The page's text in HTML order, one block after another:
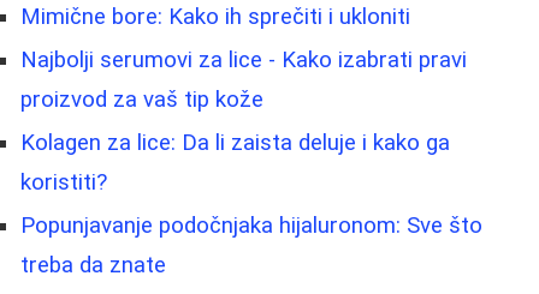
Mimične bore: Kako ih sprečiti i ukloniti
Najbolji serumovi za lice - Kako izabrati pravi
proizvod za vaš tip kože
Kolagen za lice: Da li zaista deluje i kako ga
koristiti?
Popunjavanje podočnjaka hijaluronom: Sve što
treba da znate